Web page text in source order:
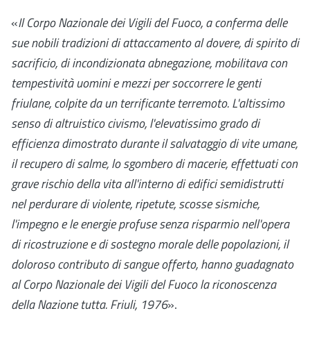
«Il Corpo Nazionale dei Vigili del Fuoco, a conferma delle
sue nobili tradizioni di attaccamento al dovere, di spirito di
sacrificio, di incondizionata abnegazione, mobilitava con
tempestività uomini e mezzi per soccorrere le genti
friulane, colpite da un terrificante terremoto. L'altissimo
senso di altruistico civismo, l'elevatissimo grado di
efficienza dimostrato durante il salvataggio di vite umane,
il recupero di salme, lo sgombero di macerie, effettuati con
grave rischio della vita all'interno di edifici semidistrutti
nel perdurare di violente, ripetute, scosse sismiche,
l'impegno e le energie profuse senza risparmio nell'opera
di ricostruzione e di sostegno morale delle popolazioni, il
doloroso contributo di sangue offerto, hanno guadagnato
al Corpo Nazionale dei Vigili del Fuoco la riconoscenza
della Nazione tutta. Friuli, 1976».